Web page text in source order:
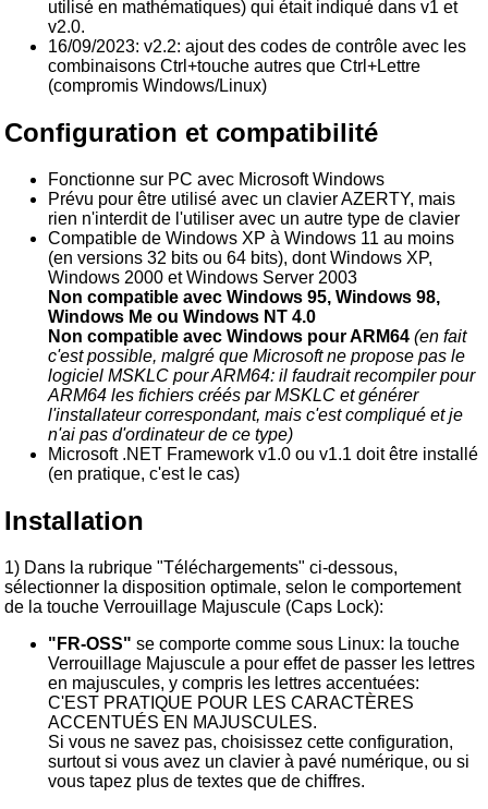
utilisé en mathématiques) qui était indiqué dans v1 et
v2.0.
16/09/2023: v2.2: ajout des codes de contrôle avec les
combinaisons Ctrl+touche autres que Ctrl+Lettre
(compromis Windows/Linux)
Configuration et compatibilité
Fonctionne sur PC avec Microsoft Windows
Prévu pour être utilisé avec un clavier AZERTY, mais
rien n'interdit de l'utiliser avec un autre type de clavier
Compatible de Windows XP à Windows 11 au moins
(en versions 32 bits ou 64 bits), dont Windows XP,
Windows 2000 et Windows Server 2003
Non compatible avec Windows 95, Windows 98,
Windows Me ou Windows NT 4.0
Non compatible avec Windows pour ARM64 (en fait
c'est possible, malgré que Microsoft ne propose pas le
logiciel MSKLC pour ARM64: il faudrait recompiler pour
ARM64 les fichiers créés par MSKLC et générer
l'installateur correspondant, mais c'est compliqué et je
n'ai pas d'ordinateur de ce type)
Microsoft .NET Framework v1.0 ou v1.1 doit être installé
(en pratique, c'est le cas)
Installation
1) Dans la rubrique "Téléchargements" ci-dessous,
sélectionner la disposition optimale, selon le comportement
de la touche Verrouillage Majuscule (Caps Lock):
"FR-OSS" se comporte comme sous Linux: la touche
Verrouillage Majuscule a pour effet de passer les lettres
en majuscules, y compris les lettres accentuées:
C'EST PRATIQUE POUR LES CARACTÈRES
ACCENTUÉS EN MAJUSCULES.
Si vous ne savez pas, choisissez cette configuration,
surtout si vous avez un clavier à pavé numérique, ou si
vous tapez plus de textes que de chiffres.